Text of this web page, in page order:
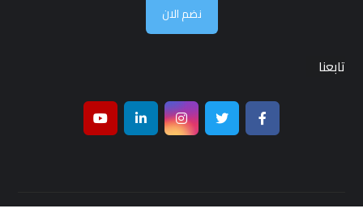
نضم الان
تابعنا